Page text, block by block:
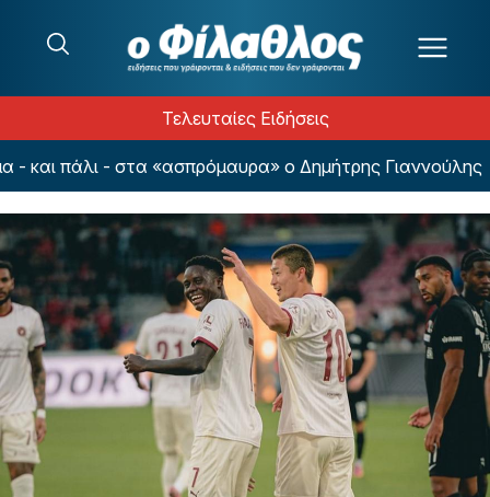
Τελευταίες Ειδήσεις
πάλι - στα «ασπρόμαυρα» ο Δημήτρης Γιαννούλης